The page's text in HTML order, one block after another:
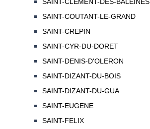
SAINT-CLEMENT-DES-BALEINES
SAINT-COUTANT-LE-GRAND
SAINT-CREPIN
SAINT-CYR-DU-DORET
SAINT-DENIS-D'OLERON
SAINT-DIZANT-DU-BOIS
SAINT-DIZANT-DU-GUA
SAINT-EUGENE
SAINT-FELIX